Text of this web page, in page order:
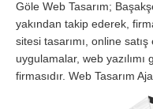
Göle Web Tasarım;
yakından takip ederek,
sitesi tasarımı, online
uygulamalar, web
firmasıdır. Web Tasarım